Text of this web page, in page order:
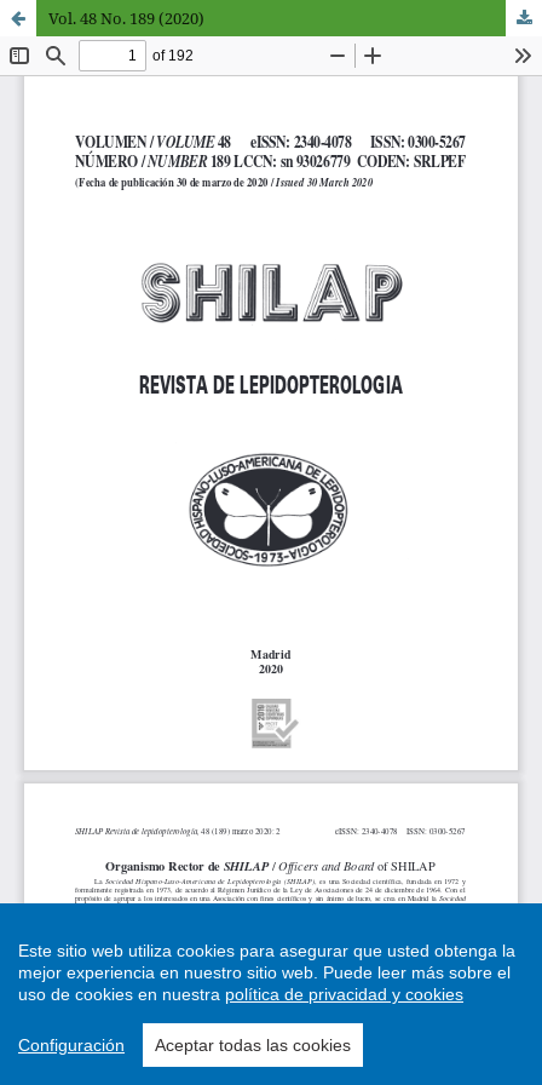
Vol. 48 No. 189 (2020)
Este sitio web utiliza cookies para asegurar que usted obtenga la
mejor experiencia en nuestro sitio web. Puede leer más sobre el
uso de cookies en nuestra política de privacidad y cookies
Configuración Aceptar todas las cookies